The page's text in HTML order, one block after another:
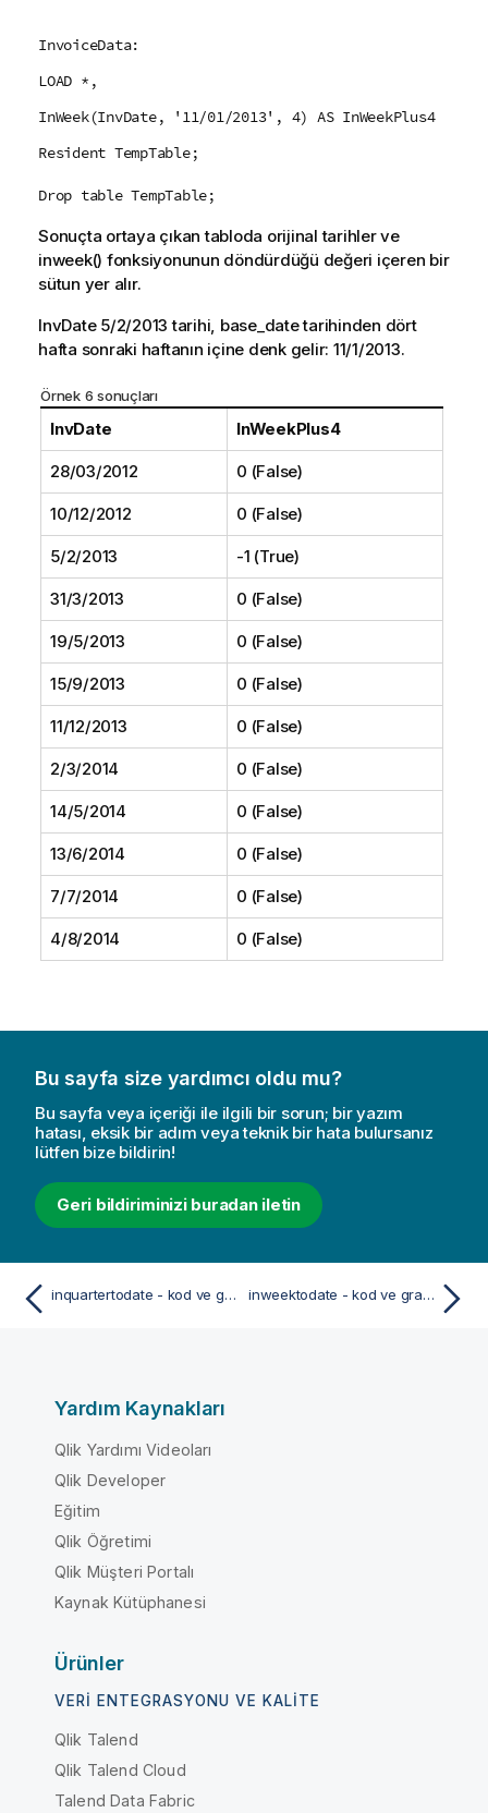
InvoiceData:
LOAD *,
InWeek(InvDate, '11/01/2013', 4) AS InWeekPlus4
Resident TempTable;
Drop table TempTable;
Sonuçta ortaya çıkan tabloda orijinal tarihler ve
inweek() fonksiyonunun döndürdüğü değeri içeren bir
sütun yer alır.
InvDate 5/2/2013 tarihi, base_datetarihinden dört
hafta sonraki haftanın içine denk gelir: 11/1/2013.
Örnek 6 sonuçları
InvDate InWeekPlus4
28/03/2012 0 (False)
10/12/2012 0 (False)
5/2/2013 -1 (True)
31/3/2013 0 (False)
19/5/2013 0 (False)
15/9/2013 0 (False)
11/12/2013 0 (False)
2/3/2014 0 (False)
14/5/2014 0 (False)
13/6/2014 0 (False)
7/7/2014 0 (False)
4/8/2014 0 (False)
Bu sayfa size yardımcı oldu mu?
Bu sayfa veya içeriği ile ilgili bir sorun; bir yazım
hatası, eksik bir adım veya teknik bir hata bulursanız
lütfen bize bildirin!
Geri bildiriminizi buradan iletin
inquartertodate - kod ve grafik fonksiyonu inweektodate - kod ve grafik fonksiyonu
Yardım Kaynakları
Qlik Yardımı Videoları
Qlik Developer
Eğitim
Qlik Öğretimi
Qlik Müşteri Portalı
Kaynak Kütüphanesi
Ürünler
VERI ENTEGRASYONU VE KALITE
Qlik Talend
Qlik Talend Cloud
Talend Data Fabric